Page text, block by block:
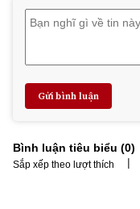
Gửi bình luận
Bình luận tiêu biểu (0)
Sắp xếp theo lượt thích |